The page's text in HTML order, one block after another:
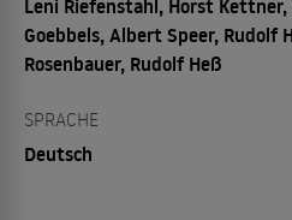
Leni Riefenstahl, Horst
Goebbels, Albert Speer, Rudolf
Rosenbauer, Rudolf Heß
SPRACHE
Deutsch